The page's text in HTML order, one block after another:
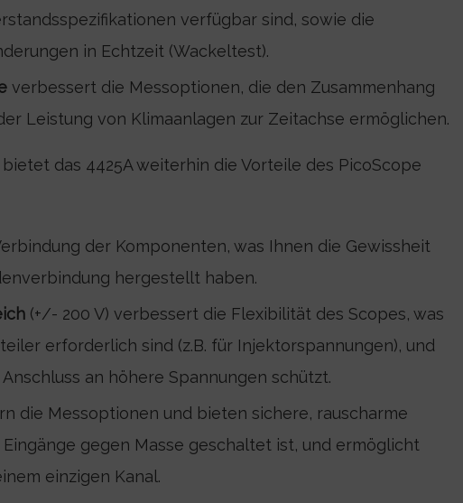
verfügbar sind, sowie die
in Echtzeit (Wackeltest).
verbessert die Messoptionen, die den Zusammenhang
Leistung von Klimaanlagen zur Zeitachse ermöglichen.
das 4425A weiterhin die Vorteile des PicoScope
der Komponenten, was Ihnen die Gewissheit
hergestellt haben.
(+/- 200 V) verbessert die Flexibilität des Scopes, was
erforderlich sind (z.B. für Injektorspannungen), und
an höhere Spannungen schützt.
die Messoptionen und bieten sichere, rauscharme
gegen Masse geschaltet ist, und ermöglicht
einzigen Kanal.